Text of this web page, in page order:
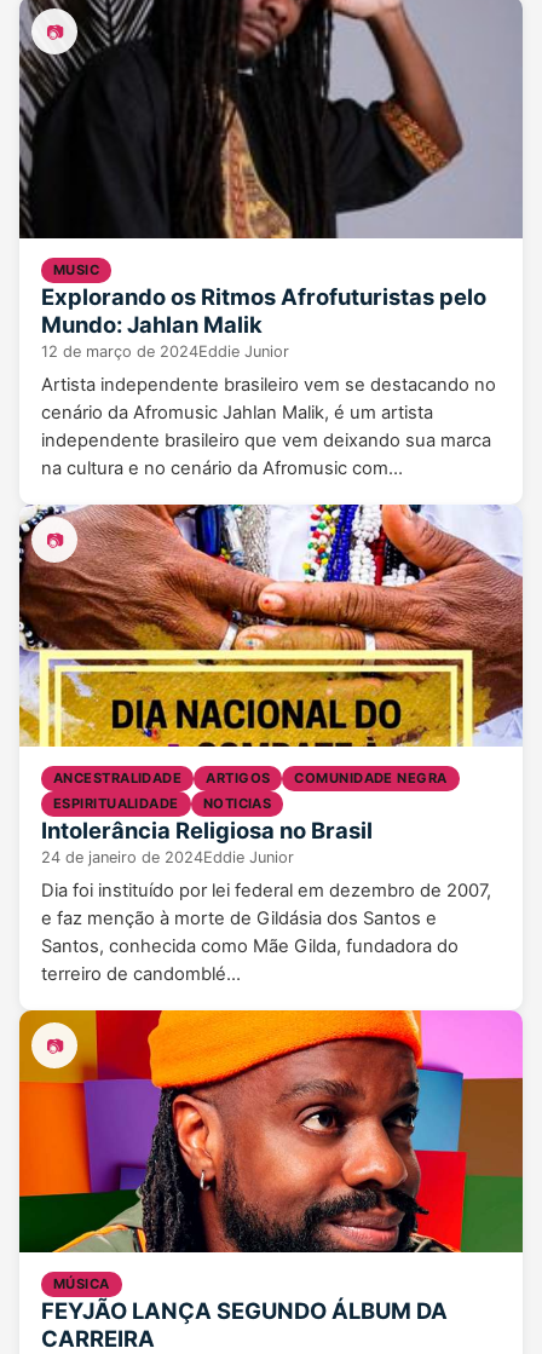
📷
MUSIC
Explorando os Ritmos Afrofuturistas pelo
Mundo: Jahlan Malik
12 de março de 2024Eddie Junior
Artista independente brasileiro vem se destacando no
cenário da Afromusic Jahlan Malik, é um artista
independente brasileiro que vem deixando sua marca
na cultura e no cenário da Afromusic com…
📷
ANCESTRALIDADE ARTIGOS
COMUNIDADE NEGRA
ESPIRITUALIDADE
NOTICIAS
Intolerância Religiosa no Brasil
24 de janeiro de 2024Eddie Junior
Dia foi instituído por lei federal em dezembro de 2007,
e faz menção à morte de Gildásia dos Santos e
Santos, conhecida como Mãe Gilda, fundadora do
terreiro de candomblé…
📷
MÚSICA
FEYJÃO LANÇA SEGUNDO ÁLBUM DA
CARREIRA